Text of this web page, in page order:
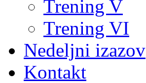
Trening V
Trening VI
Nedeljni izazov
Kontakt